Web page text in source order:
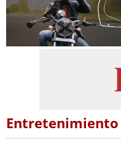
Entretenimiento